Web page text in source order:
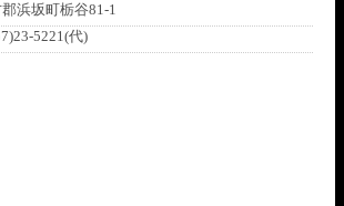
浜坂町栃谷81-1
5221(代)